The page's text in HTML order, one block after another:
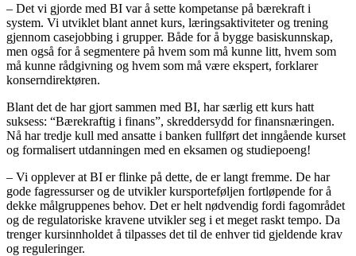
– Det vi gjorde med BI var å sette kompetanse på bærekraft i
system. Vi utviklet blant annet kurs, læringsaktiviteter og trening
gjennom casejobbing i grupper. Både for å bygge basiskunnskap,
men også for å segmentere på hvem som må kunne litt, hvem som
må kunne rådgivning og hvem som må være ekspert, forklarer
konserndirektøren.
Blant det de har gjort sammen med BI, har særlig ett kurs hatt
suksess: “Bærekraftig i finans”, skreddersydd for finansnæringen.
Nå har tredje kull med ansatte i banken fullført det inngående kurset
og formalisert utdanningen med en eksamen og studiepoeng!
– Vi opplever at BI er flinke på dette, de er langt fremme. De har
gode fagressurser og de utvikler kursporteføljen fortløpende for å
dekke målgruppenes behov. Det er helt nødvendig fordi fagområdet
og de regulatoriske kravene utvikler seg i et meget raskt tempo. Da
trenger kursinnholdet å tilpasses det til de enhver tid gjeldende krav
og reguleringer.